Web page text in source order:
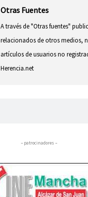
Otras Fuentes
A través de "Otras fuentes"
relacionados de otros medios,
artículos de usuarios no
Herencia.net
– patrocinadores –